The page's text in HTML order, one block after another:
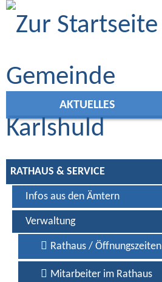
Zum Inhalt
AKTUELLES
RATHAUS & SERVICE
Infos aus den Ämtern
Verwaltung
Rathaus / Öffnungszeiten
Mitarbeiter im Rathaus